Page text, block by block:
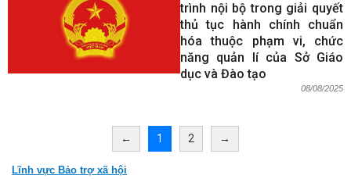
trình nội bộ trong giải quyết
thủ tục hành chính chuẩn
hóa thuộc phạm vi, chức
năng quản lí của Sở Giáo
dục và Đào tạo
08/08/2025
← 1 2 →
Lĩnh vực Bảo trợ xã hội